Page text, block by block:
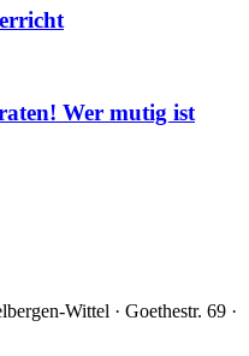
Wer mutig ist
Wittel · Goethestr. 69 ·